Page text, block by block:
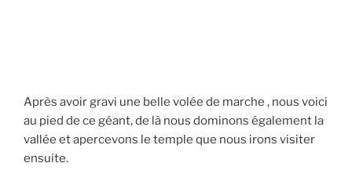
Après avoir gravi une belle volée de marche , nous voici
au pied de ce géant, de là nous dominons également la
vallée et apercevons le temple que nous irons visiter
ensuite.